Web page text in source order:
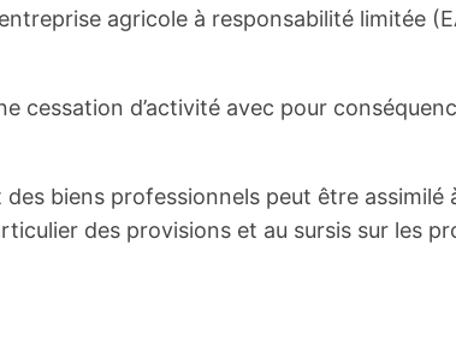
agricole à responsabilité limitée
cessation d’activité avec pour
biens professionnels peut être
des provisions et au sursis sur les